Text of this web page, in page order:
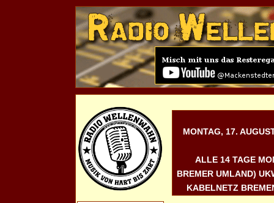
MONTAG, 17.
ALLE 14 TAGE
REMER UMLAND)
ABELNETZ